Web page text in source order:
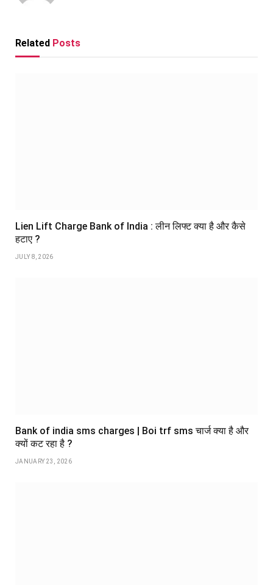
Related Posts
Lien Lift Charge Bank of India : लीन लिफ्ट क्या है और कैसे
हटाए ?
JULY 8, 2026
Bank of india sms charges | Boi trf sms चार्ज क्या है और
क्यों कट रहा है ?
JANUARY 23, 2026